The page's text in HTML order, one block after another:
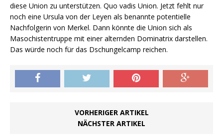
diese Union zu unterstützen. Quo vadis Union. Jetzt fehlt nur
noch eine Ursula von der Leyen als benannte potentielle
Nachfolgerin von Merkel. Dann könnte die Union sich als
Masochistentruppe mit einer alternden Dominatrix darstellen.
Das würde noch für das Dschungelcamp reichen.
VORHERIGER ARTIKEL
NÄCHSTER ARTIKEL